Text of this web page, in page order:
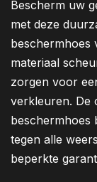
Bescherm uw
met deze
beschermhoes
materiaal
zorgen voor
verkleuren. De
beschermhoes
tegen alle
beperkte